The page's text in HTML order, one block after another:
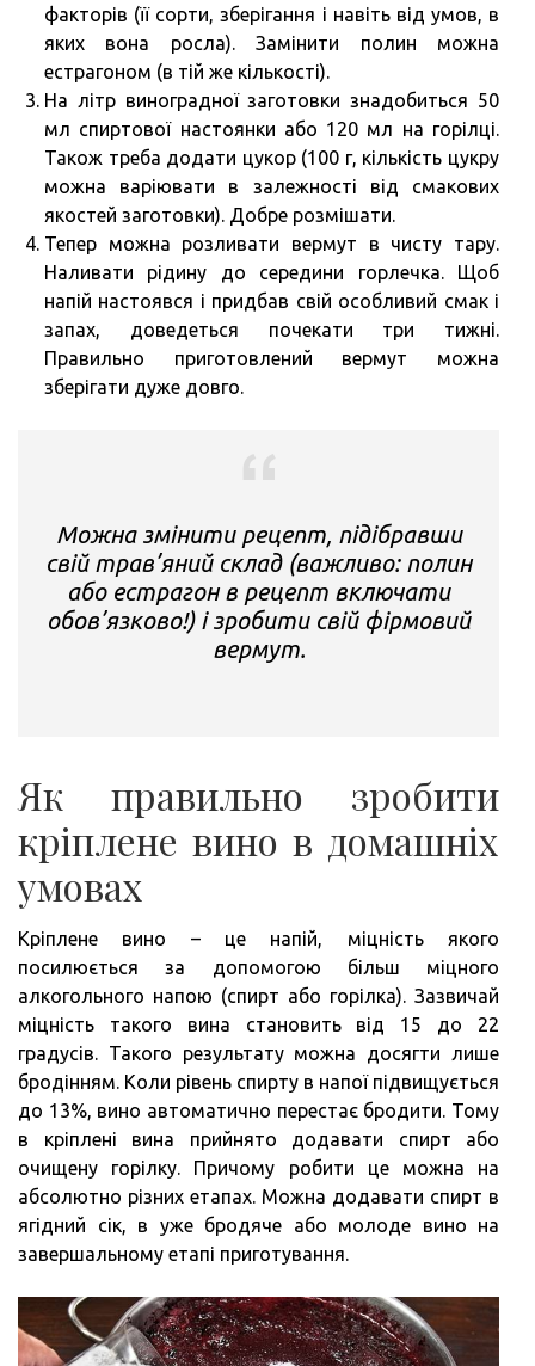
факторів (її сорти, зберігання і навіть від умов, в
яких вона росла). Замінити полин можна
естрагоном (в тій же кількості).
На літр виноградної заготовки знадобиться 50
мл спиртової настоянки або 120 мл на горілці.
Також треба додати цукор (100 г, кількість цукру
можна варіювати в залежності від смакових
якостей заготовки). Добре розмішати.
Тепер можна розливати вермут в чисту тару.
Наливати рідину до середини горлечка. Щоб
напій настоявся і придбав свій особливий смак і
запах, доведеться почекати три тижні.
Правильно приготовлений вермут можна
зберігати дуже довго.
Можна змінити рецепт, підібравши
свій трав’яний склад (важливо: полин
або естрагон в рецепт включати
обов’язково!) і зробити свій фірмовий
вермут.
Як правильно зробити
кріплене вино в домашніх
умовах
Кріплене вино – це напій, міцність якого
посилюється за допомогою більш міцного
алкогольного напою (спирт або горілка). Зазвичай
міцність такого вина становить від 15 до 22
градусів. Такого результату можна досягти лише
бродінням. Коли рівень спирту в напої підвищується
до 13%, вино автоматично перестає бродити. Тому
в кріплені вина прийнято додавати спирт або
очищену горілку. Причому робити це можна на
абсолютно різних етапах. Можна додавати спирт в
ягідний сік, в уже бродяче або молоде вино на
завершальному етапі приготування.